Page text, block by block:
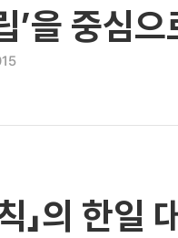
’을 중심으
」의 한일